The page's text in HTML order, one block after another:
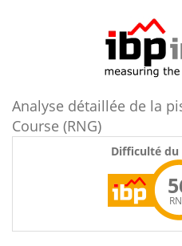
Analyse détaillée de la
Course (RNG)
Difficulté du